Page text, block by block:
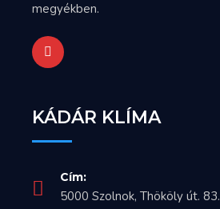
megyékben.
KÁDÁR KLÍMA
Cím:
5000 Szolnok, Thököly út. 83.